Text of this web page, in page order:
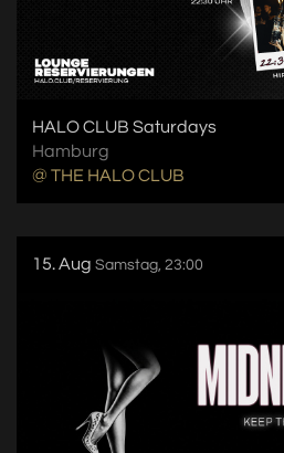
HALO CLUB Saturdays
Hamburg
@ THE HALO CLUB
15. Aug Samstag, 23:00